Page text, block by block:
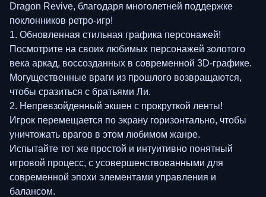
Dragon Revive, благодаря многолетней поддержке
поклонников ретро-игр!
1. Обновленная стильная графика персонажей!
Посмотрите на своих любимых персонажей золотого
века аркад, воссозданных в современной 3D-графике.
Могущественные враги из прошлого возвращаются,
чтобы сразиться с братьями Ли.
2. Непревзойденный экшен с прокруткой ленты!
Игрок перемещается по экрану горизонтально, чтобы
уничтожать врагов в этом любимом жанре.
Испытайте тот же простой и интуитивно понятный
игровой процесс, с усовершенствованными для
современной эпохи элементами управления и
балансом.